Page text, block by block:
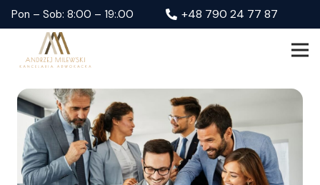
Pon – Sob: 8:00 – 19:.00 +48 790 24 77 87